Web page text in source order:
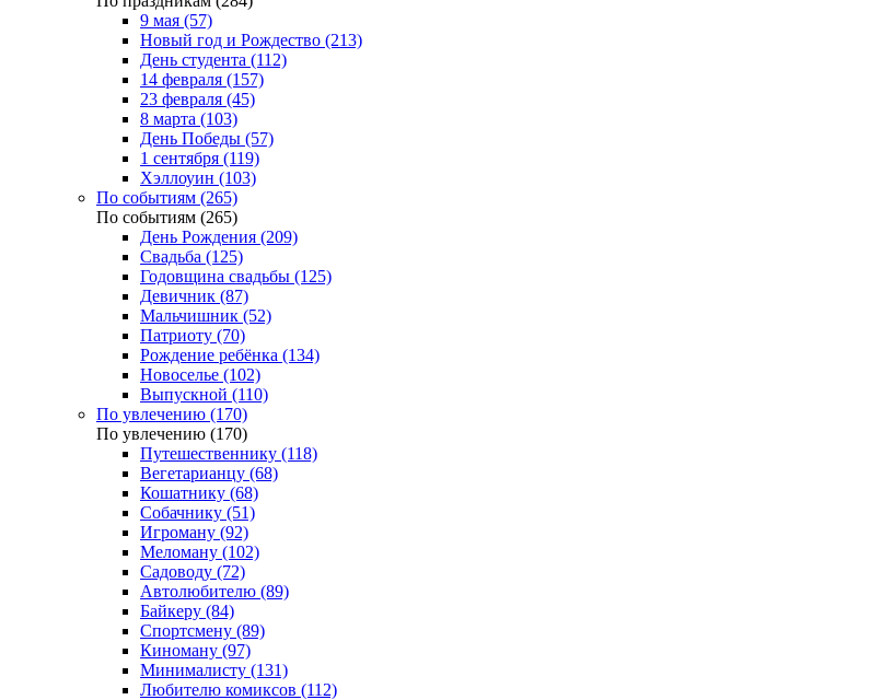
9 мая (57)
Новый год и Рождество (213)
День студента (112)
14 февраля (157)
23 февраля (45)
8 марта (103)
День Победы (57)
1 сентября (119)
Хэллоуин (103)
По событиям (265)
По событиям (265)
День Рождения (209)
Свадьба (125)
Годовщина свадьбы (125)
Девичник (87)
Мальчишник (52)
Патриоту (70)
Рождение ребёнка (134)
Новоселье (102)
Выпускной (110)
По увлечению (170)
По увлечению (170)
Путешественнику (118)
Вегетарианцу (68)
Кошатнику (68)
Собачнику (51)
Игроману (92)
Меломану (102)
Садоводу (72)
Автолюбителю (89)
Байкеру (84)
Спортсмену (89)
Киноману (97)
Минималисту (131)
Любителю комиксов (112)